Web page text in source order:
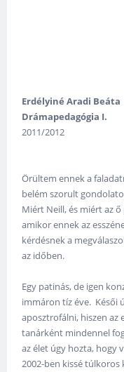
Erdélyiné Aradi Beáta
Drámapedagógia I.
2011/2012
Örültem ennek a
belém szorult
Miért Neill, és miért az
amikor ennek az
kérdésnek a
az időben.
Egy patinás, de igen
immáron tíz éve. Késői
aposztrofálni, hiszen az
tanárként mindennel
az élet úgy hozta, hogy
2002-ben kissé